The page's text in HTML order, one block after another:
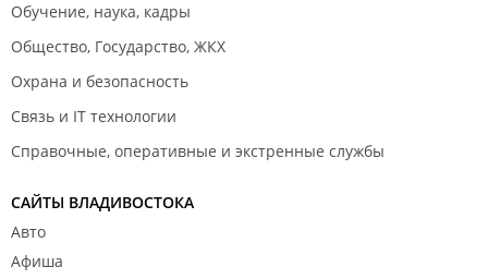
Обучение, наука, кадры
Общество, Государство, ЖКХ
Охрана и безопасность
Связь и IT технологии
Справочные, оперативные и экстренные службы
САЙТЫ ВЛАДИВОСТОКА
Авто
Афиша